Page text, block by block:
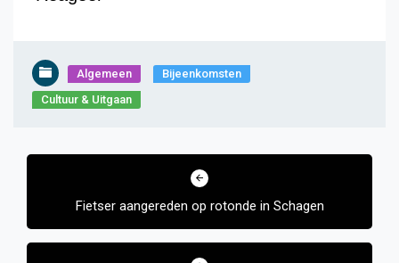
Algemeen
Bijeenkomsten
Cultuur & Uitgaan
Bericht
Fietser aangereden op rotonde in Schagen